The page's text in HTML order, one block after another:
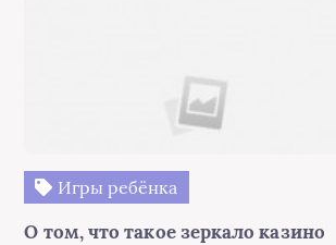
Игры ребёнка
О том, что такое зеркало казино